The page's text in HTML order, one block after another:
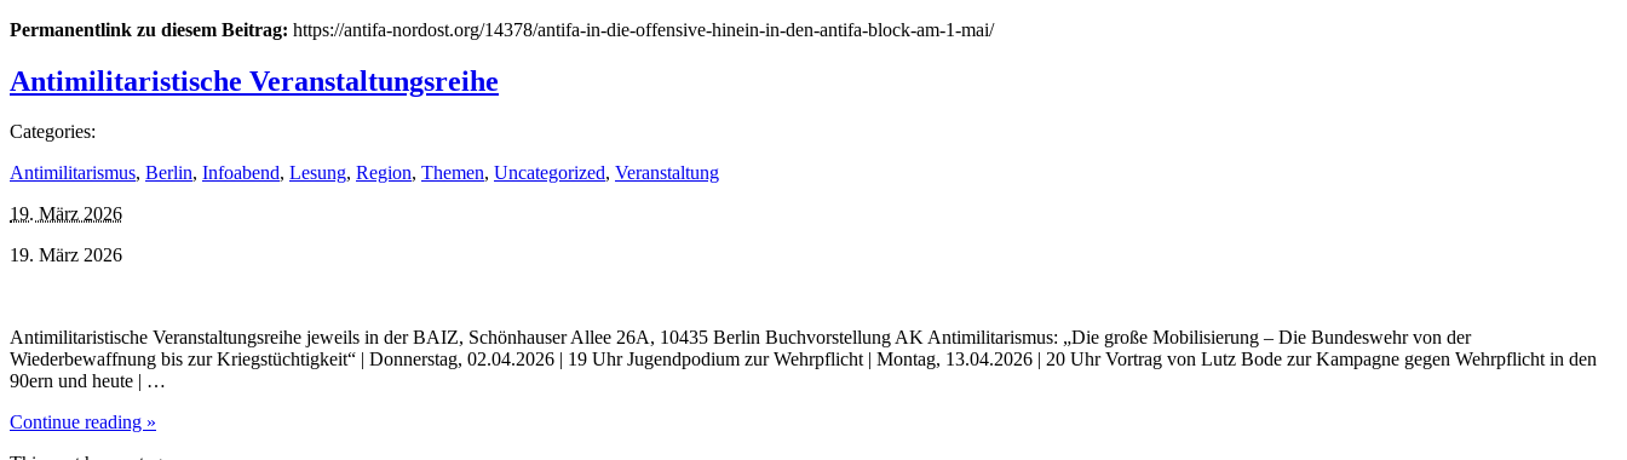
Permanentlink zu diesem Beitrag: https://antifa-nordost.org/14378/antifa-in-die-offensive-hinein-in-den-antifa-block-am-1-mai/
Antimilitaristische Veranstaltungsreihe
Categories:
Antimilitarismus, Berlin, Infoabend, Lesung, Region, Themen, Uncategorized, Veranstaltung
19. März 2026
19. März 2026
Antimilitaristische Veranstaltungsreihe jeweils in der BAIZ, Schönhauser Allee 26A, 10435 Berlin Buchvorstellung AK Antimilitarismus: „Die große Mobilisierung – Die Bundeswehr von der
Wiederbewaffnung bis zur Kriegstüchtigkeit“ | Donnerstag, 02.04.2026 | 19 Uhr Jugendpodium zur Wehrpflicht | Montag, 13.04.2026 | 20 Uhr Vortrag von Lutz Bode zur Kampagne gegen Wehrpflicht in den
90ern und heute | …
Continue reading »